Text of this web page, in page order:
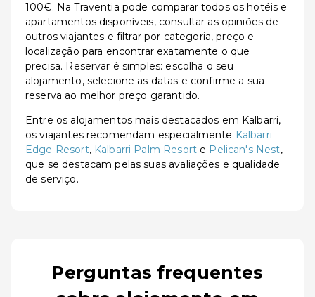
100€. Na Traventia pode comparar todos os hotéis e
apartamentos disponíveis, consultar as opiniões de
outros viajantes e filtrar por categoria, preço e
localização para encontrar exatamente o que
precisa. Reservar é simples: escolha o seu
alojamento, selecione as datas e confirme a sua
reserva ao melhor preço garantido.
Entre os alojamentos mais destacados em Kalbarri,
os viajantes recomendam especialmente Kalbarri
Edge Resort, Kalbarri Palm Resorte Pelican's Nest,
que se destacam pelas suas avaliações e qualidade
de serviço.
Perguntas frequentes